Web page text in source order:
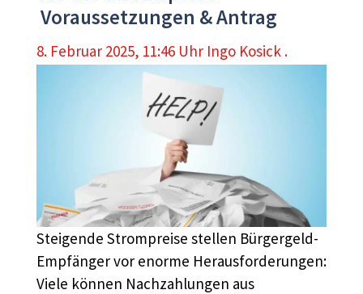
Voraussetzungen & Antrag
8. Februar 2025, 11:46 Uhr Ingo Kosick .
Steigende Strompreise stellen Bürgergeld-
Empfänger vor enorme Herausforderungen:
Viele können Nachzahlungen aus